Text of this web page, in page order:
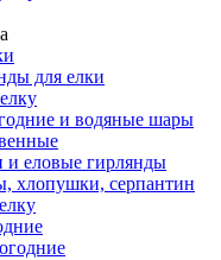
для елки
и водяные шары
и еловые гирлянды
хлопушки, серпантин